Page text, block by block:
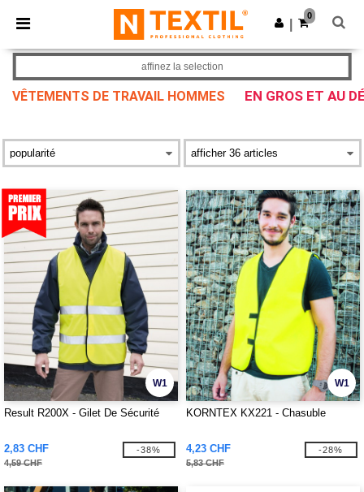
× Appli Ntextil
Meilleurs prix sur l’app !
Obtenir l'appli
0
VÊTEMENTS DE TRAVAIL HOMMES EN GROS ET AU
affinez la selection
W1
Result R200X - Gilet De Sécurité
2,83 CHF
4,59 CHF
-38%
W1
KORNTEX KX221 - Chasuble
4,23 CHF
5,83 CHF
-28%